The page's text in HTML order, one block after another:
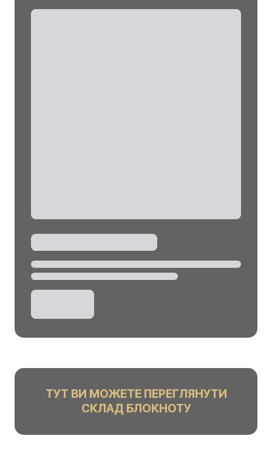
ТУТ ВИ МОЖЕТЕ ПЕРЕГЛЯНУТИ
СКЛАД БЛОКНОТУ